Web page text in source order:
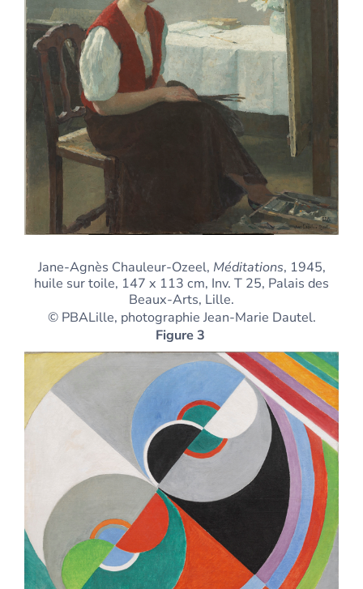
Jane-Agnès Chauleur-Ozeel, Méditations, 1945,
huile sur toile, 147 x 113 cm, Inv. T 25, Palais des
Beaux-Arts, Lille.
© PBALille, photographie Jean-Marie Dautel.
Figure 3